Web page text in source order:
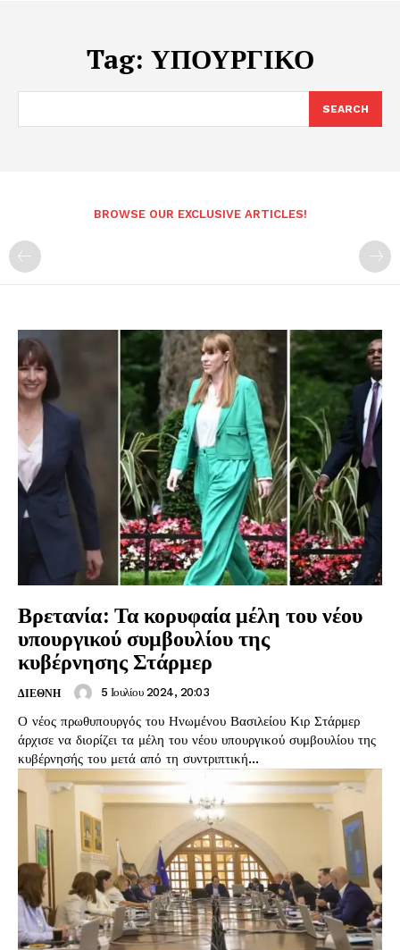
Tag: ΥΠΟΥΡΓΙΚΟ
SEARCH
BROWSE OUR EXCLUSIVE ARTICLES!
Βρετανία: Τα κορυφαία μέλη του νέου
υπουργικού συμβουλίου της
κυβέρνησης Στάρμερ
ΔΙΕΘΝΗ 5 Ιουλίου 2024, 20:03
Ο νέος πρωθυπουργός του Ηνωμένου Βασιλείου Κιρ Στάρμερ
άρχισε να διορίζει τα μέλη του νέου υπουργικού συμβουλίου της
κυβέρνησής του μετά από τη συντριπτική...